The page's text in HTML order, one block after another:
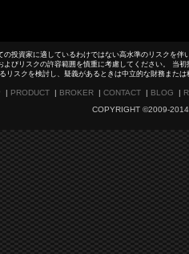
の投資家に適しているわけではない高水準のリスクを
よびリスクの許容範囲を慎重に考慮してください。 当
リスクを検討し、疑義があるときは中立的な財務また
| PRODUCT | BROKER | CONTACT | BLOG |
COPYRIGHT ©2009-